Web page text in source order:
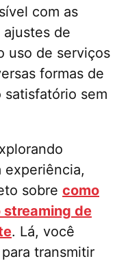
com as
de
uso de serviços
formas de
satisfatório sem
experiência,
sobre como
streaming de
. Lá, você
transmitir